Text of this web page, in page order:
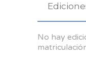
No hay